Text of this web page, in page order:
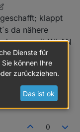
mit dem Wifi
irgendwie ( also
2022, 20:51
klappt
da nähere
es mit WLAN
Ist wohl aktuell
0
Dienste für
können Ihre
zurückziehen.
Das ist ok